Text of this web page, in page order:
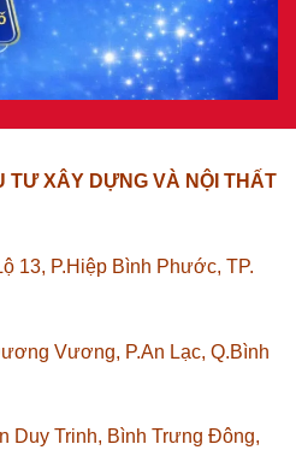
TƯ XÂY DỰNG VÀ NỘI THẤT
13, P.Hiệp Bình Phước, TP.
Vương, P.An Lạc, Q.Bình
Duy Trinh, Bình Trưng Đông,